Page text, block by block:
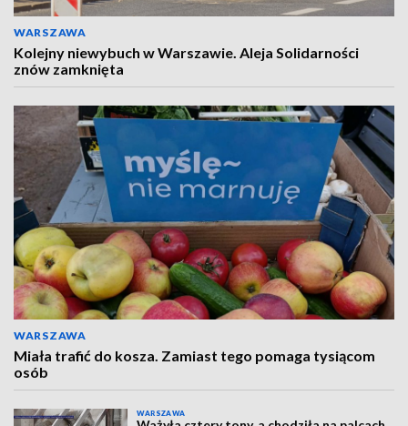
WARSZAWA
Kolejny niewybuch w Warszawie. Aleja Solidarności
znów zamknięta
WARSZAWA
Miała trafić do kosza. Zamiast tego pomaga tysiącom
osób
WARSZAWA